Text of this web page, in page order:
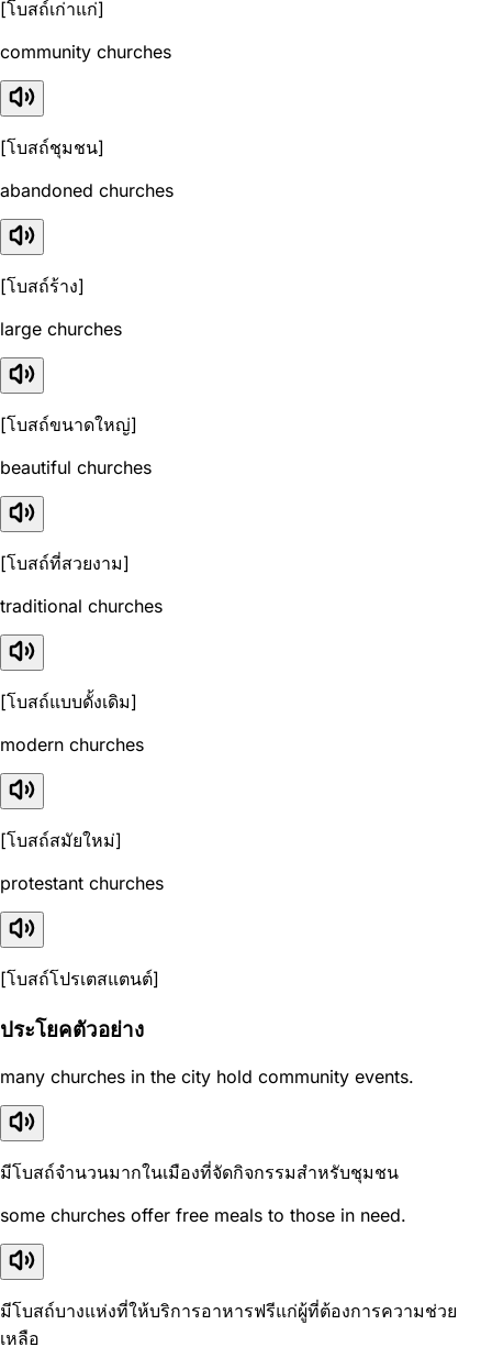
[โบสถ์เก่าแก่]
community churches
[โบสถ์ชุมชน]
abandoned churches
[โบสถ์ร้าง]
large churches
[โบสถ์ขนาดใหญ่]
beautiful churches
[โบสถ์ที่สวยงาม]
traditional churches
[โบสถ์แบบดั้งเดิม]
modern churches
[โบสถ์สมัยใหม่]
protestant churches
[โบสถ์โปรเตสแตนต์]
ประโยคตัวอย่าง
many churches in the city hold community events.
มีโบสถ์จำนวนมากในเมืองที่จัดกิจกรรมสำหรับชุมชน
some churches offer free meals to those in need.
มีโบสถ์บางแห่งที่ให้บริการอาหารฟรีแก่ผู้ที่ต้องการความช่วย
เหลือ